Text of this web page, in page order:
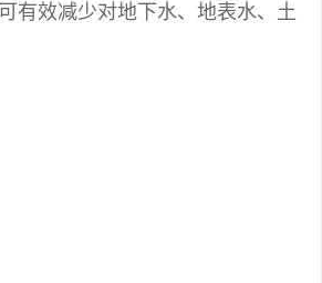
有效减少对地下水、地表水、土